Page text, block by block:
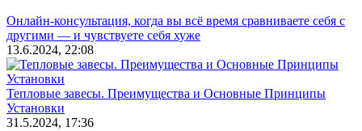
Онлайн-консультация, когда вы всё время сравниваете себя с
другими — и чувствуете себя хуже
13.6.2024, 22:08
Тепловые завесы. Преимущества и Основные Принципы
Установки
31.5.2024, 17:36